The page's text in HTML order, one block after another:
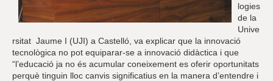
logies
de la
Unive
rsitat Jaume I (UJI) a Castelló, va explicar que la innovació
tecnològica no pot equiparar-se a innovació didàctica i que
“l’educació ja no és acumular coneixement es oferir oportunitats
perquè tinguin lloc canvis significatius en la manera d’entendre i